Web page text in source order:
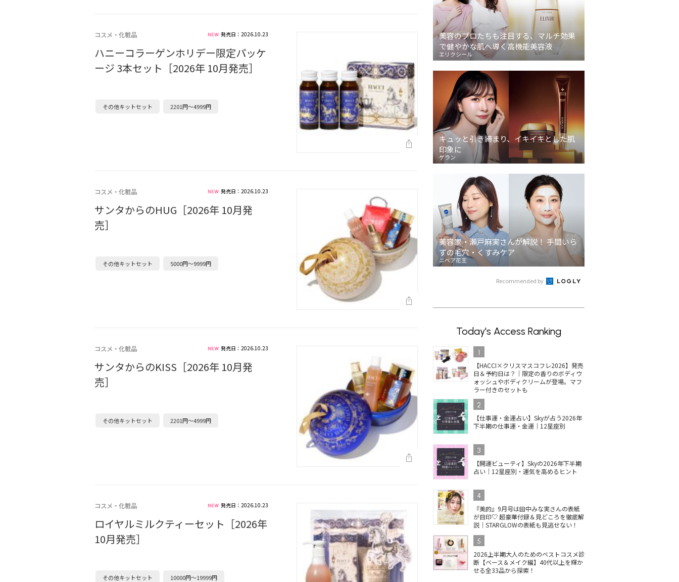
コスメ・化粧品 発売日：2026.10.23
ハニーコラーゲンホリデー限定パッケ
ージ 3本セット［2026年 10月発売］
その他キットセット 2201円～4999円
コスメ・化粧品 発売日：2026.10.23
サンタからのHUG［2026年 10月発
売］
その他キットセット 5000円～9999円
コスメ・化粧品 発売日：2026.10.23
サンタからのKISS［2026年 10月発
売］
その他キットセット 2201円～4999円
コスメ・化粧品 発売日：2026.10.23
ロイヤルミルクティーセット［2026年
10月発売］
その他キットセット 10000円～19999円
美容のプロたちも注目する、マルチ効果
で健やかな肌へ導く高機能美容液
エリクシール
キュッと引き締まり、イキイキとした肌
印象に
ゲラン
美容家・瀬戸麻実さんが解説！ 手間いら
ずの毛穴・くすみケア
ニベア花王
Recommended by
Today's Access Ranking
1
【HACCI×クリスマスコフレ2026】発売
日＆予約日は？｜限定の香りのボディウ
ォッシュやボディクリームが登場。マフ
ラー付きのセットも
2
【仕事運・金運占い】Skyが占う2026年
下半期の仕事運・金運｜12星座別
3
【開運ビューティ】Skyの2026年下半期
占い｜12星座別・運気を高めるヒント
4
『美的』9月号は田中みな実さんの表紙
が目印♡ 超豪華付録＆見どころを徹底解
説｜STARGLOWの表紙も見逃せない！
5
2026上半期大人のためのベストコスメ診
断【ベース＆メイク編】40代以上を輝か
せる全33品から探索！